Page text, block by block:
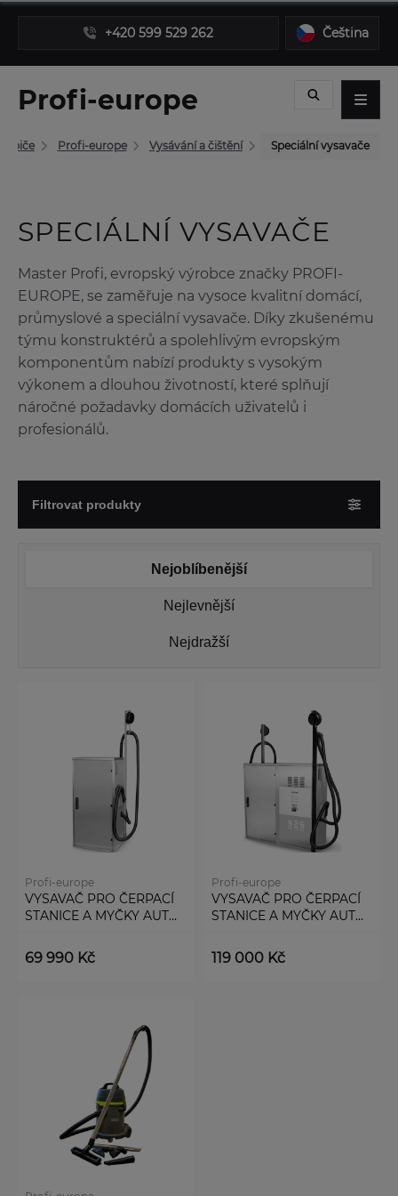
+420 599 529 262 Čeština
Profi-europe
Profi-europe Vysávání a čištění Speciální vysavače
SPECIÁLNÍ VYSAVAČE
Master Profi, evropský výrobce značky PROFI-
EUROPE, se zaměřuje na vysoce kvalitní domácí,
průmyslové a speciální vysavače. Díky zkušenému
týmu konstruktérů a spolehlivým evropským
komponentům nabízí produkty s vysokým
výkonem a dlouhou životností, které splňují
náročné požadavky domácích uživatelů i
profesionálů.
Filtrovat produkty
Nejoblíbenější
Nejlevnější
Nejdražší
Profi-europe
VYSAVAČ PRO ČERPACÍ
STANICE A MYČKY AUT
69 990 Kč
Profi-europe
VYSAVAČ PRO ČERPACÍ
STANICE A MYČKY AUT
119 000 Kč